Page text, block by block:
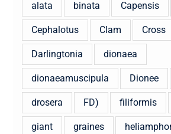
alata binata Capensis
Cephalotus Clam Cross
Darlingtonia dionaea
dionaeamuscipula Dionee
drosera FD) filiformis
giant graines